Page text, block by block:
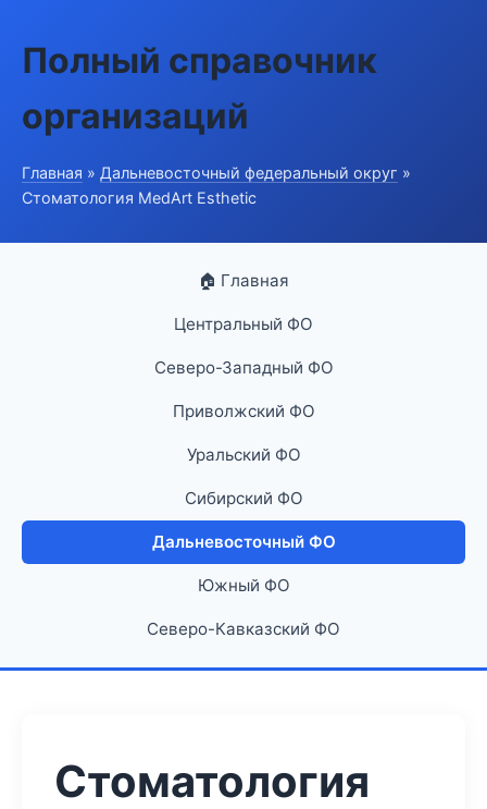
Полный справочник
организаций
Главная » Дальневосточный федеральный округ »
Стоматология MedArt Esthetic
🏠 Главная
Центральный ФО
Северо-Западный ФО
Приволжский ФО
Уральский ФО
Сибирский ФО
Дальневосточный ФО
Южный ФО
Северо-Кавказский ФО
Стоматология